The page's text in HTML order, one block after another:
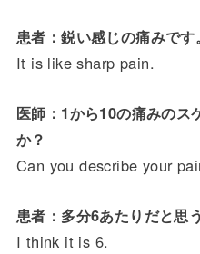
患者：鋭い感じの痛みです。
It is like sharp pain.
医師：1から10の痛みのス
か？
Can you describe your
患者：多分6あたりだと思
I think it is 6.